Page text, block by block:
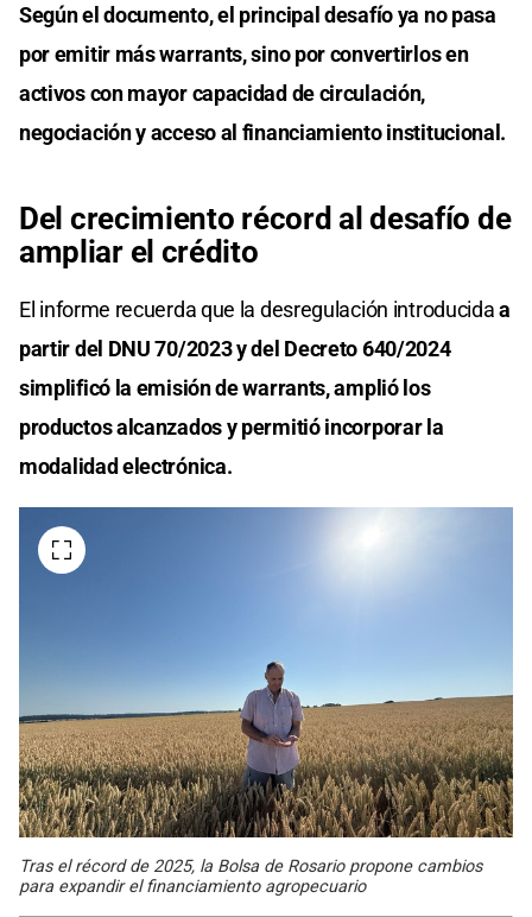
Según el documento, el principal desafío ya no pasa
por emitir más warrants, sino por convertirlos en
activos con mayor capacidad de circulación,
negociación y acceso al financiamiento institucional.
Del crecimiento récord al desafío de
ampliar el crédito
El informe recuerda que la desregulación introducidaa
partir del DNU 70/2023 y del Decreto 640/2024
simplificó la emisión de warrants, amplió los
productos alcanzados y permitió incorporar la
modalidad electrónica.
Tras el récord de 2025, la Bolsa de Rosario propone cambios
para expandir el financiamiento agropecuario